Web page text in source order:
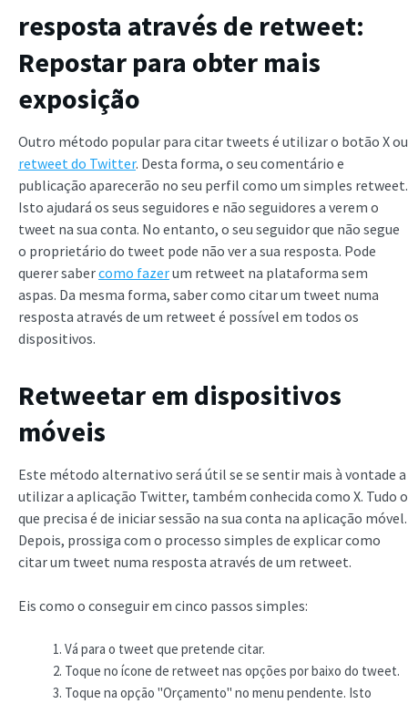
resposta através de retweet:
Repostar para obter mais
exposição
Outro método popular para citar tweets é utilizar o botão X ou
retweet do Twitter. Desta forma, o seu comentário e
publicação aparecerão no seu perfil como um simples retweet.
Isto ajudará os seus seguidores e não seguidores a verem o
tweet na sua conta. No entanto, o seu seguidor que não segue
o proprietário do tweet pode não ver a sua resposta. Pode
querer sabercomo fazerum retweet na plataforma sem
aspas. Da mesma forma, saber como citar um tweet numa
resposta através de um retweet é possível em todos os
dispositivos.
Retweetar em dispositivos
móveis
Este método alternativo será útil se se sentir mais à vontade a
utilizar a aplicação Twitter, também conhecida como X. Tudo o
que precisa é de iniciar sessão na sua conta na aplicação móvel.
Depois, prossiga com o processo simples de explicar como
citar um tweet numa resposta através de um retweet.
Eis como o conseguir em cinco passos simples:
Vá para o tweet que pretende citar.
Toque no ícone de retweet nas opções por baixo do tweet.
Toque na opção "Orçamento" no menu pendente. Isto